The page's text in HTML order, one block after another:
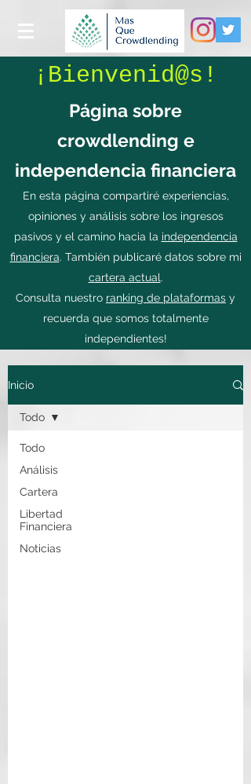
¡Bienvenid@s!
Página sobre
crowdlending e
independencia financiera
En esta página compartiré experiencias,
opiniones y análisis sobre los ingresos
pasivos y el camino hacia la independencia
financiera. También publicaré datos sobre mi
cartera actual.
Consulta nuestro ranking de plataformas y
recuerda que somos totalmente
independientes!
Inicio
Todo
Análisis
Cartera
Libertad
Financiera
Noticias
Todo